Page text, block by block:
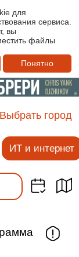
для
сервиса.
вы
файлы
Понятно
Выбрать город
ИТ и интернет